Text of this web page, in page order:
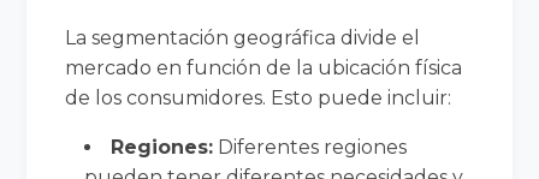
La segmentación geográfica divide el
mercado en función de la ubicación física
de los consumidores. Esto puede incluir:
Regiones: Diferentes regiones